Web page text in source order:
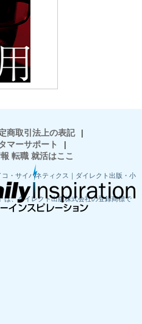
商取引法上の表記
|
マーサポート
|
転職 就活はここ
・サイバネティクス｜ダイレクト出版・小
は、ダイレクト出版株式会社の登録商標で